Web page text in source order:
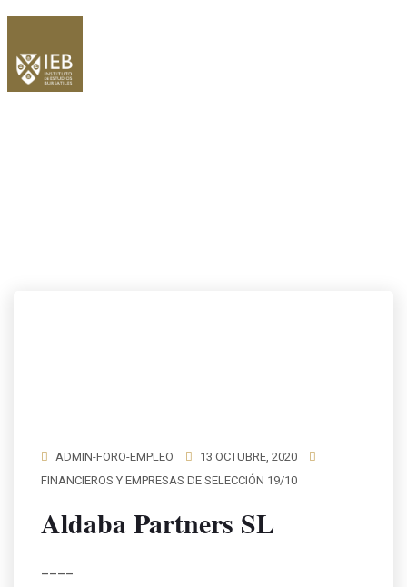
ADMIN-FORO-EMPLEO
13 OCTUBRE, 2020
FINANCIEROS Y EMPRESAS DE SELECCIÓN 19/10
Aldaba Partners SL